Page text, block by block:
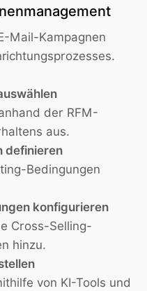
Mail-Kampagnen
der RFM-
aus.
definieren
Bedingungen
konfigurieren
Cross-Selling-
hinzu.
von KI-Tools und